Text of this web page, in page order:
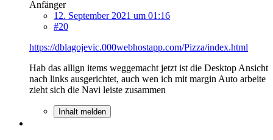
Anfänger
12. September 2021 um 01:16
#20
https://dblagojevic.000webhostapp.com/Pizza/index.html
Hab das allign items weggemacht jetzt ist die Desktop Ansicht
nach links ausgerichtet, auch wen ich mit margin Auto arbeite
zieht sich die Navi leiste zusammen
Inhalt melden